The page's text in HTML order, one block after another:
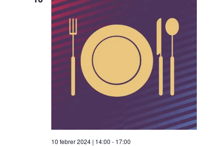
10 febrer 2024 | 14:00 - 17:00